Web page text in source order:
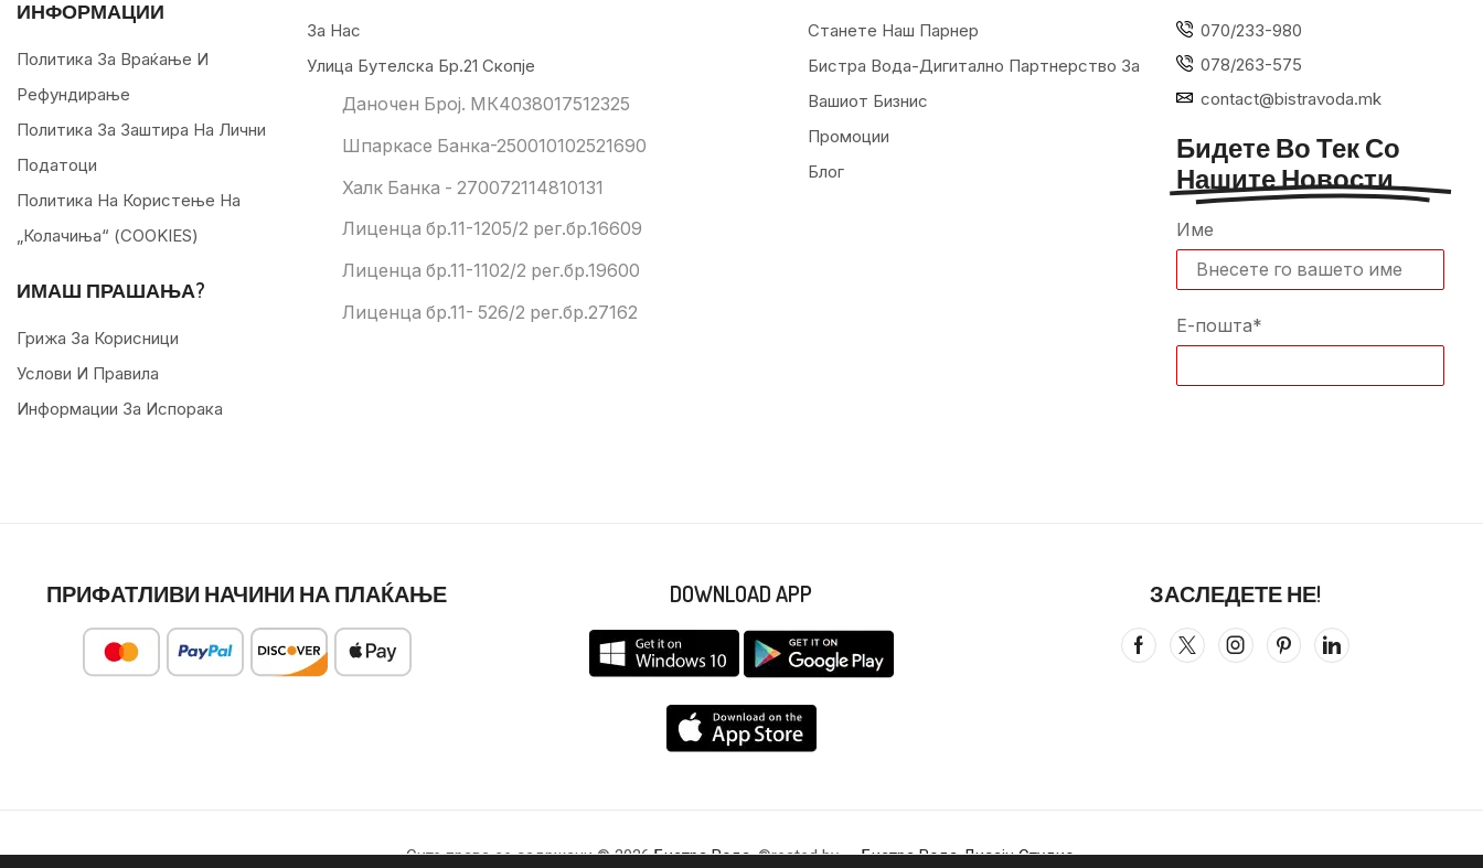
ИНФОРМАЦИИ
Политика За Враќање И
Рефундирање
Политика За Заштира На Лични
Податоци
Политика На Користење На
„колачиња“ (COOKIES)
ИМАШ ПРАШАЊА?
Грижа За Корисници
Услови И Правила
Информации За Испорака
За Нас
Улица Бутелска Бр.21 Скопје
Даночен Број. МК4038017512325
Шпаркасе Банка-250010102521690
Халк Банка - 270072114810131
Лиценца бр.11-1205/2 рег.бр.16609
Лиценца бр.11-1102/2 рег.бр.19600
Лиценца бр.11- 526/2 рег.бр.27162
Станете Наш Парнер
Бистра Вода-Дигитално Партнерство За
Вашиот Бизнис
Промоции
Блог
070/233-980
078/263-575
contact@bistravoda.mk
Бидете Во Тек Со
Нашите Новости
Име
Е-пошта*
ПРИФАТЛИВИ НАЧИНИ НА ПЛАЌАЊЕ DOWNLOAD APP ЗАСЛЕДЕТЕ НЕ!
Сите права се задржани © 2026Бистра Вода. ©reated by –Бистра Вода Дизајн Студио.